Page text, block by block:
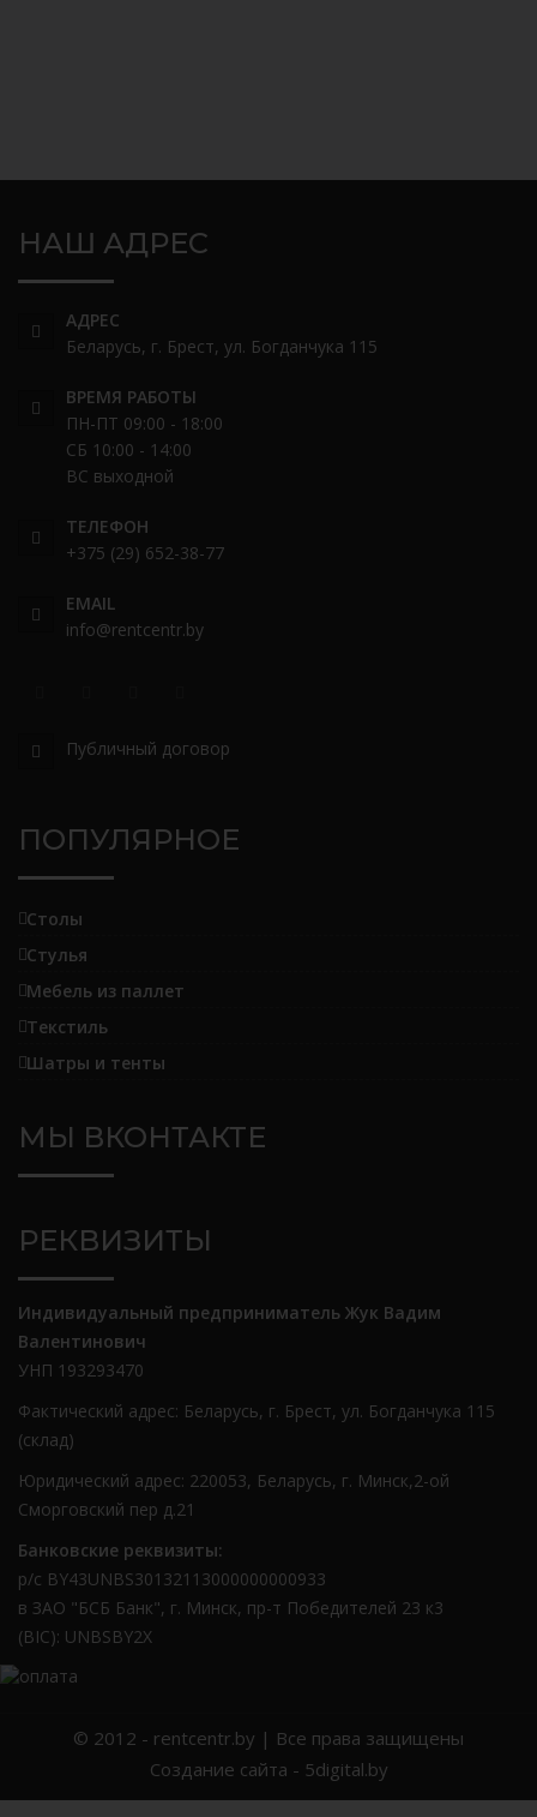
НАШ АДРЕС
АДРЕС
Беларусь, г. Брест, ул. Богданчука 115
ВРЕМЯ РАБОТЫ
ПН-ПТ 09:00 - 18:00
СБ 10:00 - 14:00
ВС выходной
ТЕЛЕФОН
+375 (29) 652-38-77
EMAIL
info@rentcentr.by
Публичный договор
ПОПУЛЯРНОЕ
Столы
Стулья
Мебель из паллет
Текстиль
Шатры и тенты
МЫ ВКОНТАКТЕ
РЕКВИЗИТЫ
Индивидуальный предприниматель Жук Вадим
Валентинович
УНП 193293470
Фактический адрес: Беларусь, г. Брест, ул. Богданчука 115
(склад)
Юридический адрес: 220053, Беларусь, г. Минск,2-ой
Сморговский пер д.21
Банковские реквизиты:
р/с BY43UNBS30132113000000000933
в ЗАО "БСБ Банк", г. Минск, пр-т Победителей 23 к3
(BIC): UNBSBY2X
© 2012 - rentcentr.by | Все права защищены
Создание сайта - 5digital.by